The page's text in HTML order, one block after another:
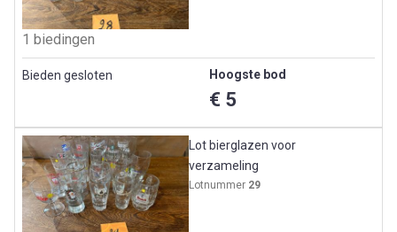
1 biedingen
Bieden gesloten Hoogste bod
€ 5
Lot bierglazen voor
verzameling
Lotnummer 29